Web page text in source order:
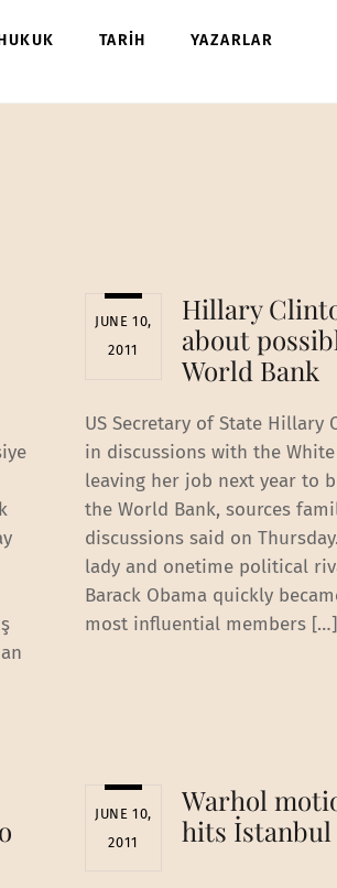
TARİH YAZARLAR
JUNE 10,
2011
Hillary
about
World Bank
US Secretary of State Hillary
in discussions with the
leaving her job next year to
the World Bank, sources
discussions said on
lady and onetime political
Barack Obama quickly
most influential members […]
JUNE 10,
2011
Warhol
hits İstanbul